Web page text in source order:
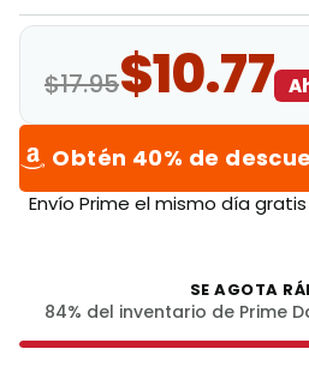
$17.95$10.77
Obtén 40% de
Envío Prime el mismo día
SE AGOTA
84% del inventario de Prime